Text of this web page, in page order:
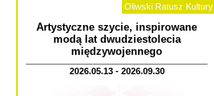
Oliwski Ratusz Kultury
Artystyczne szycie, inspirowane
modą lat dwudziestolecia
międzywojennego
2026.05.13 - 2026.09.30